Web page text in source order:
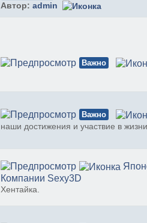
Автор:admin
Важно
Важно
наши достижения и участвие в
Компании Sexy3D
Хентайка.